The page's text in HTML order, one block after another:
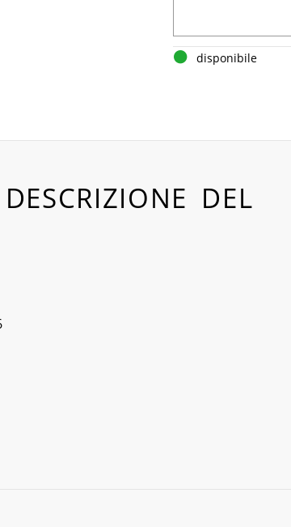
disponibile
DESCRIZIONE DEL